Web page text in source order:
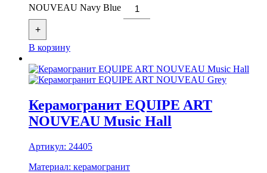
NOUVEAU Navy Blue
+
В корзину
Керамогранит EQUIPE ART
NOUVEAU Music Hall
Артикул: 24405
Материал: керамогранит